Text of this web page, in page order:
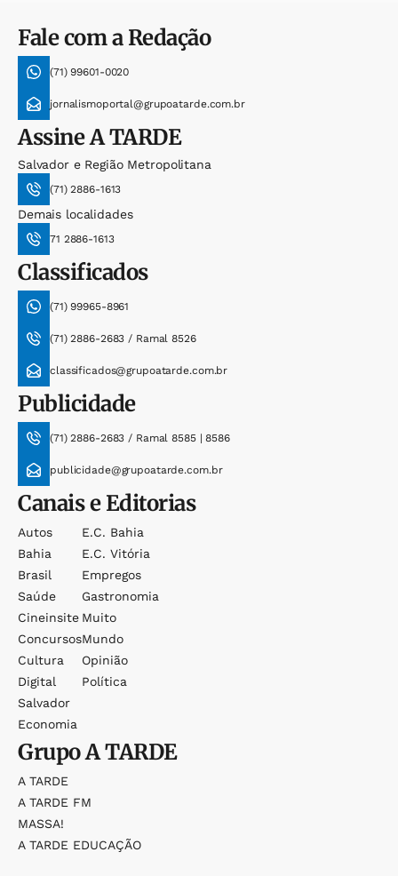
Fale com a Redação
(71) 99601-0020
jornalismoportal@grupoatarde.com.br
AssineA TARDE
Salvador e Região Metropolitana
(71) 2886-1613
Demais localidades
71 2886-1613
Classificados
(71) 99965-8961
(71) 2886-2683 / Ramal 8526
classificados@grupoatarde.com.br
Publicidade
(71) 2886-2683 / Ramal 8585 | 8586
publicidade@grupoatarde.com.br
Canais e Editorias
Autos
Bahia
Brasil
Saúde
Cineinsite
Concursos
Cultura
Digital
Salvador
Economia
E.c. Bahia
E.c. Vitória
Empregos
Gastronomia
Muito
Mundo
Opinião
Política
GrupoA TARDE
A TARDE
A TARDE FM
MASSA!
A TARDE EDUCAÇÃO